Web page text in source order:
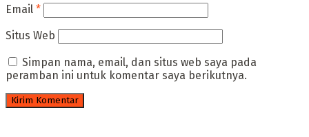
Email *
Situs Web
Simpan nama, email, dan situs web saya pada
peramban ini untuk komentar saya berikutnya.